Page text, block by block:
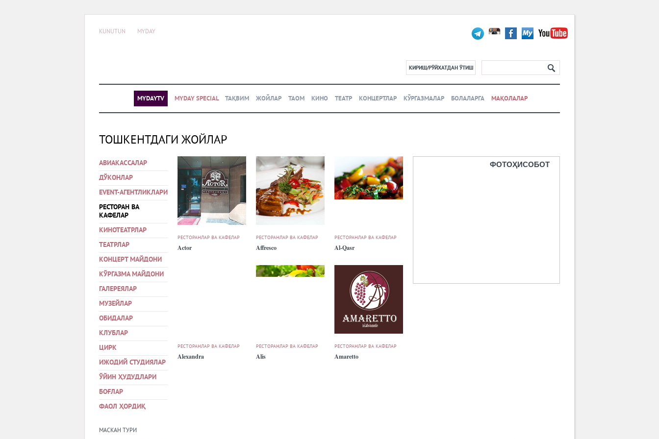
KUNUTUN MYDAY
КИРИШ/РЎЙХАТДАН ЎТИШ
MYDAYTV MYDAY SPECIAL ТАҚВИМ ЖОЙЛАР ТАОМ КИНО ТЕАТР КОНЦЕРТЛАР КЎРГАЗМАЛАР БОЛАЛАРГА МАҚОЛАЛАР
ТОШКЕНТДАГИ ЖОЙЛАР
АВИАКАССАЛАР
ДЎКОНЛАР
EVENT-АГЕНТЛИКЛАРИ
РЕСТОРАН ВА
КАФЕЛАР
КИНОТЕАТРЛАР
ТЕАТРЛАР
КОНЦЕРТ МАЙДОНИ
КЎРГАЗМА МАЙДОНИ
ГАЛЕРЕЯЛАР
МУЗЕЙЛАР
ОБИДАЛАР
КЛУБЛАР
ЦИРК
ИЖОДИЙ СТУДИЯЛАР
ЎЙИН ҲУДУДЛАРИ
БОҒЛАР
ФАОЛ ҲОРДИҚ
МАСКАН ТУРИ
РЕСТОРАНЛАР ВА КАФЕЛАР
Actor
РЕСТОРАНЛАР ВА КАФЕЛАР
Affresco
РЕСТОРАНЛАР ВА КАФЕЛАР
Al-Qasr
РЕСТОРАНЛАР ВА КАФЕЛАР
Alexandra
РЕСТОРАНЛАР ВА КАФЕЛАР
Alis
РЕСТОРАНЛАР ВА КАФЕЛАР
Amaretto
ФОТОҲИСОБОТ